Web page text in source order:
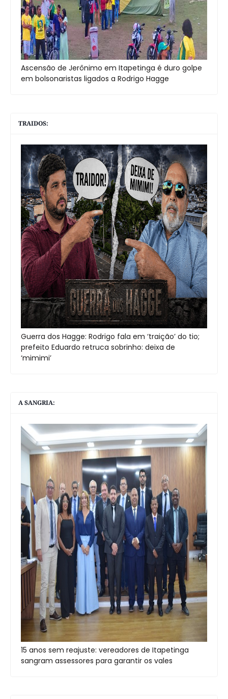
Ascensão de Jerônimo em Itapetinga é duro golpe
em bolsonaristas ligados a Rodrigo Hagge
TRAIDOS:
Guerra dos Hagge: Rodrigo fala em ‘traição’ do tio;
prefeito Eduardo retruca sobrinho: deixa de
‘mimimi’
A SANGRIA:
15 anos sem reajuste: vereadores de Itapetinga
sangram assessores para garantir os vales